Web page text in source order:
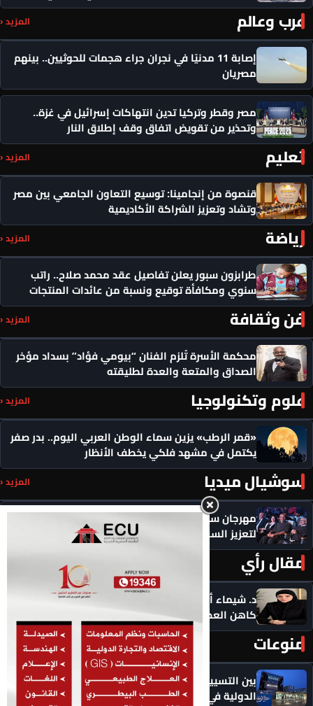
عرب وعالم المزيد ‹
إصابة 11 مدنيًا في نجران جراء هجمات للحوثيين.. بينهم
مصريان
مصر وقطر وتركيا تدين انتهاكات إسرائيل في غزة..
وتحذير من تقويض اتفاق وقف إطلاق النار
تعليم المزيد ‹
قنصوة من إنجامينا: توسيع التعاون الجامعي بين مصر
وتشاد وتعزيز الشراكة الأكاديمية
رياضة المزيد ‹
طرابزون سبور يعلن تفاصيل عقد محمد صلاح.. راتب
سنوي ومكافأة توقيع ونسبة من عائدات المنتجات
فن وثقافة المزيد ‹
محكمة الأسرة تُلزم الفنان “بيومي فؤاد” بسداد مؤخر
الصداق والمتعة والعدة لطليقته
علوم وتكنولوجيا المزيد ‹
«قمر الرطب» يزين سماء الوطن العربي اليوم.. بدر صفر
يكتمل في مشهد فلكي يخطف الأنظار
سوشيال ميديا المزيد ‹
مهرجان سيمفوني للفنون يكرم رموزاً مؤثرة ويدعو
لتعزيز السلام
مقال رأي
د. شيماء أحمدين تكتب .. حين يصبح الذكاء الاصطناعي
كاهن العصر: هل نستبدل التأمل بالاستهلاك؟
منوعات المزيد ‹
بين التسييس وازدواجية المعايير.. المحكمة الجنائية
الدولية في مواجهة انتقادات عالمية متصاعدة